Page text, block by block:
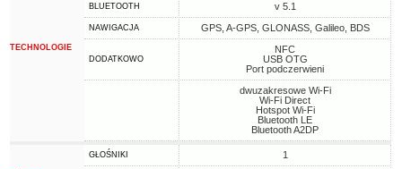
TECHNOLOGIE
BLUETOOTH v 5.1
NAWIGACJA GPS, A-GPS, GLONASS, Galileo, BDS
DODATKOWO
NFC
USB OTG
Port podczerwieni
dwuzakresowe Wi-Fi
Wi-Fi Direct
Hotspot Wi-Fi
Bluetooth LE
Bluetooth A2DP
GŁOŚNIKI 1